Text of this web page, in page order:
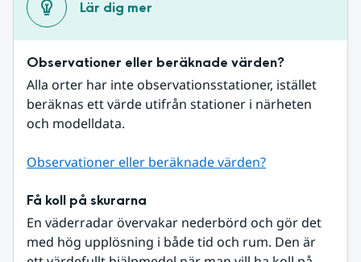
Lär dig mer
Observationer eller beräknade värden?
Alla orter har inte observationsstationer, istället
beräknas ett värde utifrån stationer i närheten
och modelldata.
Observationer eller beräknade värden?
Få koll på skurarna
En väderradar övervakar nederbörd och gör det
med hög upplösning i både tid och rum. Den är